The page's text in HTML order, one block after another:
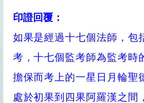
印證回覆：
如果是經過十七個法師，包
考，十七個監考師為監考時
擔保而考上的一星日月輪聖
處於初果到四果阿羅漢之間